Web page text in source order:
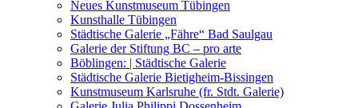
Kunstwettbewerbe, Ausschreibungen für Künstler
Neues Kunstmuseum Tübingen
Kunsthalle Tübingen
Städtische Galerie „Fähre“ Bad Saulgau
Galerie der Stiftung BC – pro arte
Böblingen: | Städtische Galerie
Städtische Galerie Bietigheim-Bissingen
Kunstmuseum Karlsruhe (fr. Stdt. Galerie)